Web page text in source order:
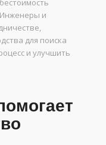
и
для поиска
и улучшить